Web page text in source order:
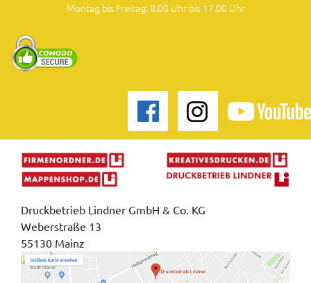
Montag bis Freitag: 8.00 Uhr bis 17.00 Uhr
Druckbetrieb Lindner GmbH & Co. KG
Weberstraße 13
55130 Mainz